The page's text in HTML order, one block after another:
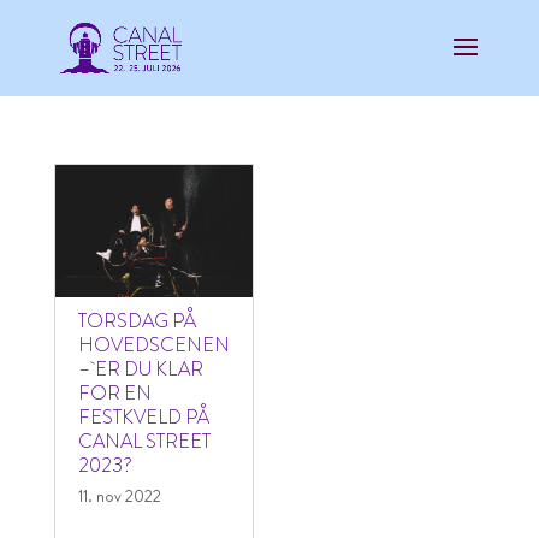
TORSDAG PÅ
HOVEDSCENEN
– ER DU KLAR
FOR EN
FESTKVELD PÅ
CANAL STREET
2023?
11. nov 2022